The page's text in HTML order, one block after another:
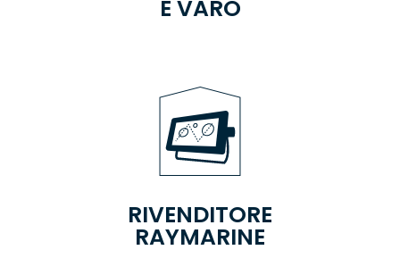
E VARO
RIVENDITORE
RAYMARINE